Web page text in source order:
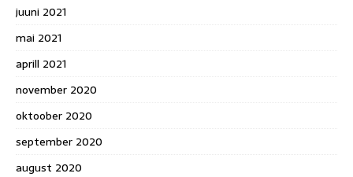
juuni 2021
mai 2021
aprill 2021
november 2020
oktoober 2020
september 2020
august 2020